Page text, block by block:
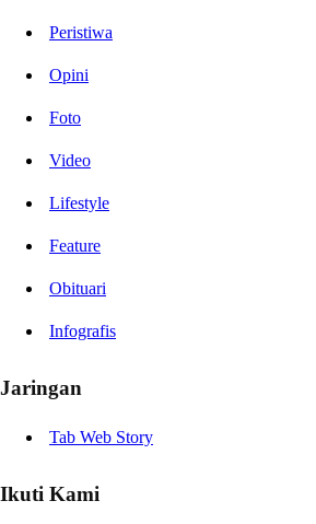
Peristiwa
Opini
Foto
Video
Lifestyle
Feature
Obituari
Infografis
Jaringan
Tab Web Story
Ikuti Kami